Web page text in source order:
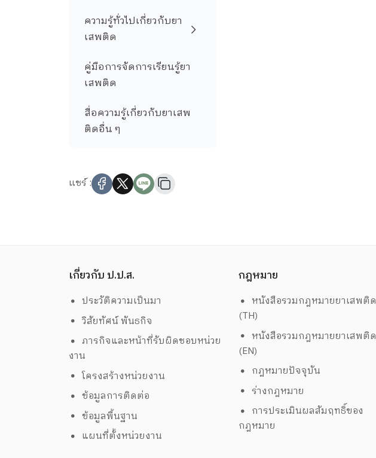
ความรู้ทั่วไปเกี่ยวกับยา
เสพติด
คู่มือการจัดการเรียนรู้ยา
เสพติด
สื่อความรู้เกี่ยวกับยาเสพ
ติดอื่น ๆ
แชร์ :
เกี่ยวกับ ป.ป.ส.
ประวัติความเป็นมา
วิสัยทัศน์ พันธกิจ
ภารกิจและหน้าที่รับผิดชอบหน่วย
งาน
โครงสร้างหน่วยงาน
ข้อมูลการติดต่อ
ข้อมูลพื้นฐาน
แผนที่ตั้งหน่วยงาน
กฎหมาย
หนังสือรวมกฎหมายยาเสพติด
(TH)
หนังสือรวมกฎหมายยาเสพติด
(EN)
กฎหมายปัจจุบัน
ร่างกฎหมาย
การประเมินผลสัมฤทธิ์ของ
กฎหมาย